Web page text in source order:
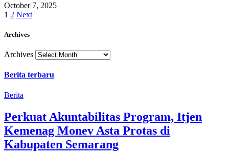
October 7, 2025
1 2 Next
Archives
Archives
Berita terbaru
Berita
Perkuat Akuntabilitas Program, Itjen
Kemenag Monev Asta Protas di
Kabupaten Semarang